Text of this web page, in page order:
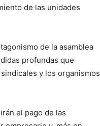
de las unidades
de la asamblea
profundas que
y los organismos
el pago de las